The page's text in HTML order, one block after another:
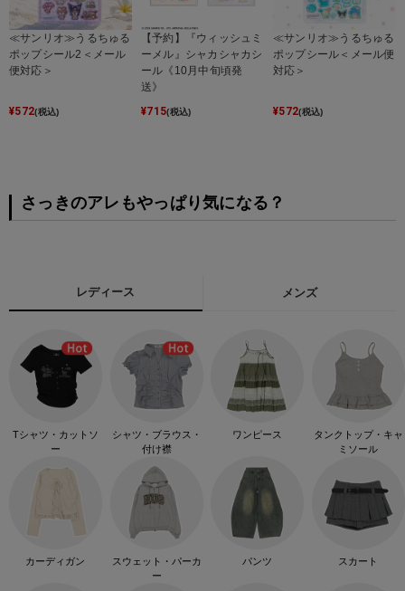
≪サンリオ≫うるちゅる
ポップシール2＜メール
便対応＞
¥572(税込)
【予約】『ウィッシュミ
ーメル』シャカシャカシ
ール《10月中旬頃発
送》
¥715(税込)
≪サンリオ≫うるちゅる
ポップシール＜メール便
対応＞
¥572(税込)
さっきのアレもやっぱり気になる？
レディース メンズ
Tシャツ・カットソ
ー
シャツ・ブラウス・
付け襟
ワンピース
タンクトップ・キャ
ミソール
カーディガン
スウェット・パーカ
ー
パンツ スカート